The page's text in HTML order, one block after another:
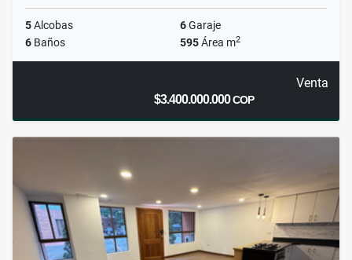
5Alcobas 6Garaje
6 Baños 595Área m2
Venta
$3.400.000.000COP